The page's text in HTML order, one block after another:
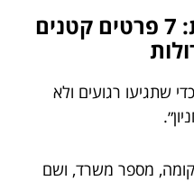
לפני שיוצאים מהבית: 7 פרטים קטנים
שתגיעו רגועים ולא
קומה, מספר משרד, ושם